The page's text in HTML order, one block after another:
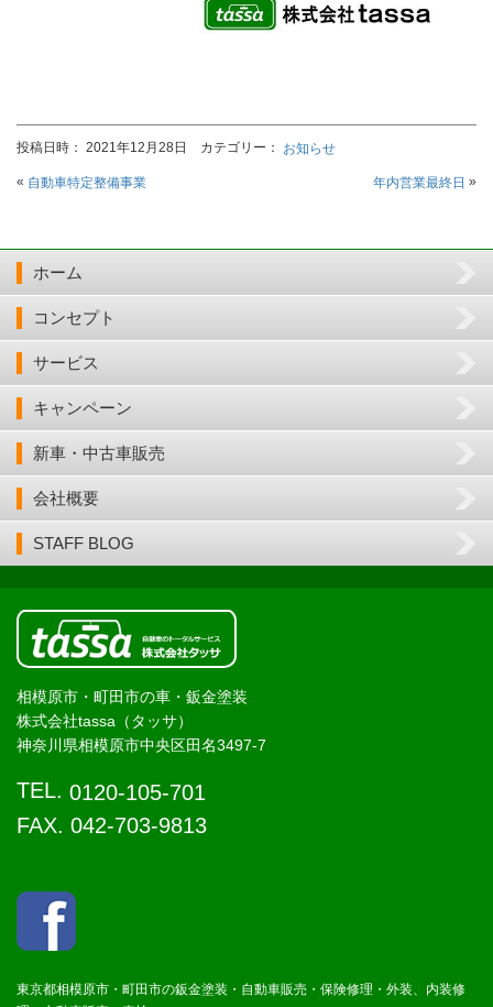
投稿日時： 2021年12月28日 カテゴリー： お知らせ
« 自動車特定整備事業 年内営業最終日 »
ホーム
コンセプト
サービス
キャンペーン
新車・中古車販売
会社概要
STAFF BLOG
相模原市・町田市の車・鈑金塗装
株式会社tassa（タッサ）
神奈川県相模原市中央区田名3497-7
TEL. 0120-105-701
FAX. 042-703-9813
東京都相模原市・町田市の鈑金塗装・自動車販売・保険修理・外装、内装修